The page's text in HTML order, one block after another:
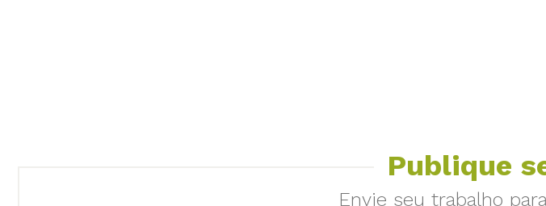
Publique
Envie seu trabalho